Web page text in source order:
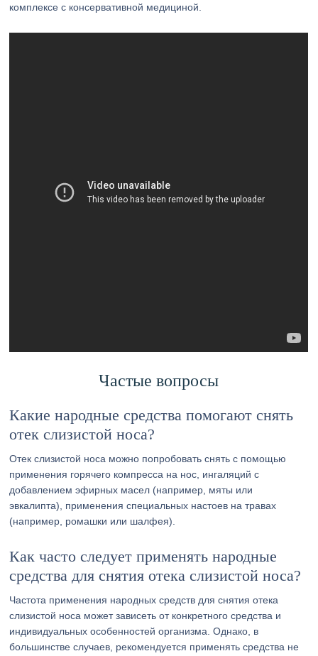
комплексе с консервативной медициной.
Частые вопросы
Какие народные средства помогают снять
отек слизистой носа?
Отек слизистой носа можно попробовать снять с помощью
применения горячего компресса на нос, ингаляций с
добавлением эфирных масел (например, мяты или
эвкалипта), применения специальных настоев на травах
(например, ромашки или шалфея).
Как часто следует применять народные
средства для снятия отека слизистой носа?
Частота применения народных средств для снятия отека
слизистой носа может зависеть от конкретного средства и
индивидуальных особенностей организма. Однако, в
большинстве случаев, рекомендуется применять средства не